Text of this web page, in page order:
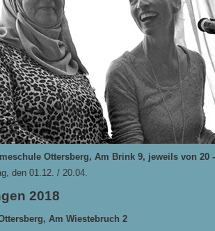
Ottersberg, Am Brink 9, jeweils von 20
den 01.12. / 20.04.
2018
Am Wiestebruch 2